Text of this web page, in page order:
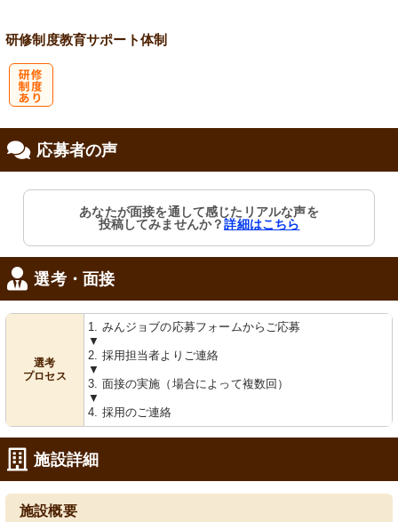
研修制度教育サポート体制
応募者の声
あなたが面接を通して感じたリアルな声を
投稿してみませんか？詳細はこちら
選考・面接
選考
プロセス
1. みんジョブの応募フォームからご応募
▼
2. 採用担当者よりご連絡
▼
3. 面接の実施（場合によって複数回）
▼
4. 採用のご連絡
施設詳細
施設概要